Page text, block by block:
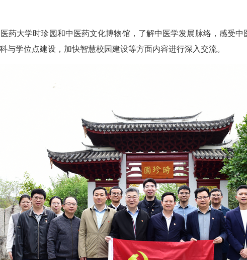
大学时珍园和中医药文化博物馆，了解中医学发展脉络，感受中
与学位点建设，加快智慧校园建设等方面内容进行深入交流。